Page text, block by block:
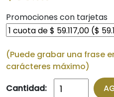
Promociones con tarjetas
(Puede grabar una frase
carácteres máximo)
Cantidad: